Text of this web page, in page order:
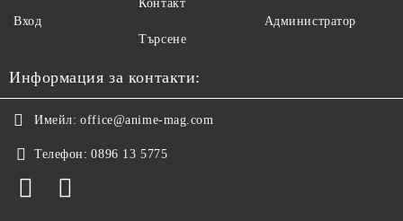
Вход
Контакт
Търсене
Администратор
Информация за контакти:
Имейл: office@anime-mag.com
Телефон: 0896 13 5775